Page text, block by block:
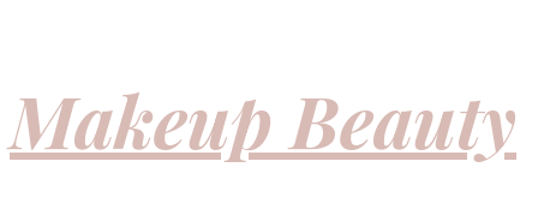
Makeup Beauty